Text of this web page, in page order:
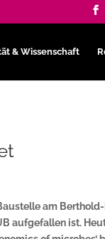
& Wissenschaft
am
aufgefallen ist.